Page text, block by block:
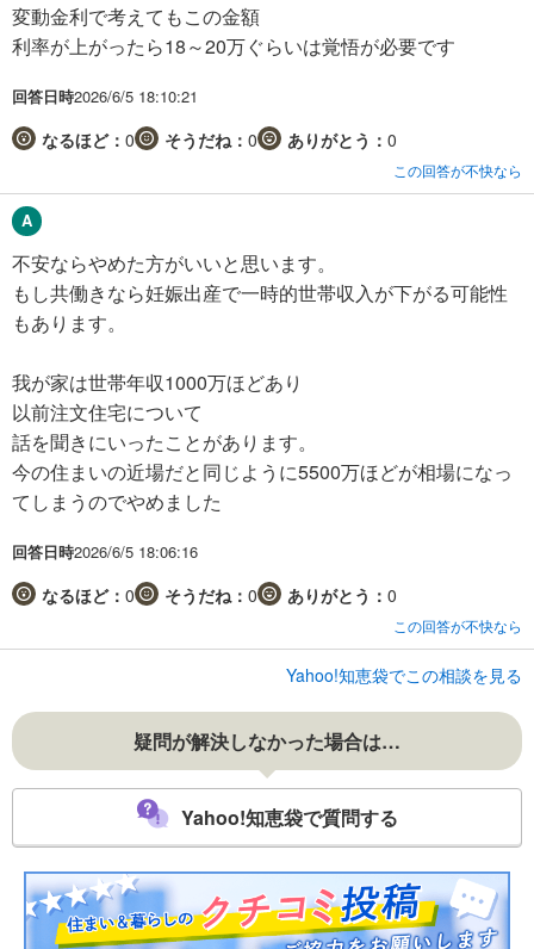
変動金利で考えてもこの金額
利率が上がったら18～20万ぐらいは覚悟が必要です
回答日時2026/6/5 18:10:21
なるほど： 0 そうだね： 0 ありがとう： 0
この回答が不快なら
不安ならやめた方がいいと思います。
もし共働きなら妊娠出産で一時的世帯収入が下がる可能性
もあります。
我が家は世帯年収1000万ほどあり
以前注文住宅について
話を聞きにいったことがあります。
今の住まいの近場だと同じように5500万ほどが相場になっ
てしまうのでやめました
回答日時2026/6/5 18:06:16
なるほど： 0 そうだね： 0 ありがとう： 0
この回答が不快なら
Yahoo!知恵袋でこの相談を見る
疑問が解決しなかった場合は…
Yahoo!知恵袋で質問する